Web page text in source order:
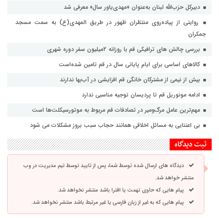
دبیرکل حزب‌الله لبنان به‌عنوان «مهدی‌یاور سال» معرفی شد
روایتی از پیاده‌روی منتظران ظهور در طریق المهدی(ع) به سمت مسجد
جمکران
بررسی چالش های ترافیکی قم با روزانه ۲میلیون سفر دوره شهری
کالاهای اساسی برای ایام پایانی سال در قم تامین شده‌است
بیش از نیمی از مشترکان خانگی قم افزایشی در آب‌بها ندارند
ادامه مونوریل قم تا پردیسان توجیه مناسبی ندارد
مهم‌ترین عامل مرگ‌ومیر در تصادفات قم مربوط به موتورسیکلت‌ها است
بی اعتنایی به مسائل اخلاقی همانند حجاب سبب بروز مشکلات می شود
ثبت دیدگاه
دیدگاه های ارسال شده توسط شما، پس از تایید توسط تیم مدیریت در وب
منتشر خواهد شد.
پیام هایی که حاوی تهمت یا افترا باشد منتشر نخواهد شد.
پیام هایی که به غیر از زبان فارسی یا غیر مرتبط باشد منتشر نخواهد شد.